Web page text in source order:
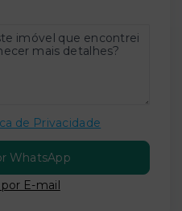
de Privacidade
WhatsApp
E-mail